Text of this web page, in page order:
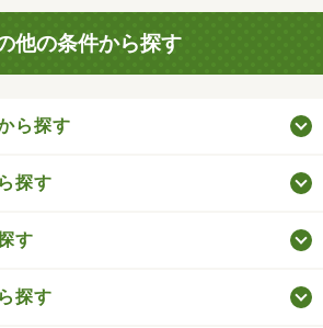
他の条件から探す
ら探す
探す
す
探す